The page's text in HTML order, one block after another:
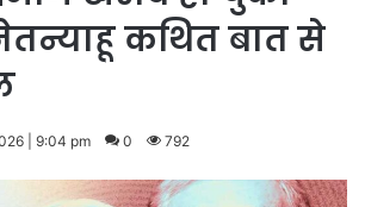
कथित बात से
| 9:04 pm 0 792